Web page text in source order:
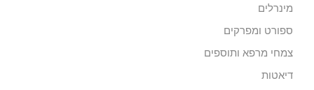
מינרלים
ספורט ומפרקים
צמחי מרפא ותוספים
דיאטות